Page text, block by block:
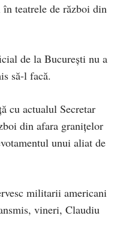
teatrele de război din
de la București nu a
să-l facă.
cu actualul Secretar
din afara granițelor
unui aliat de
militarii americani
vineri, Claudiu